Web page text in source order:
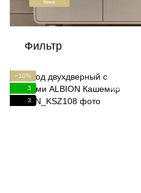
Фильтр
−10%
3
3